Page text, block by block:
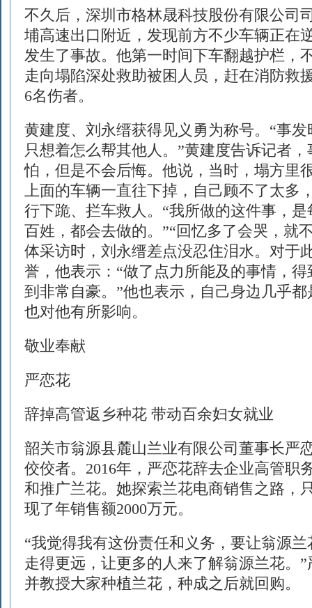
不久后，深圳市格林晟科技股份有限公司
埔高速出口附近，发现前方不少车辆正在
发生了事故。他第一时间下车翻越护栏，
走向塌陷深处救助被困人员，赶在消防救
6名伤者。
黄建度、刘永缙获得见义勇为称号。“事
只想着怎么帮其他人。”黄建度告诉记者
怕，但是不会后悔。他说，当时，塌方里
上面的车辆一直往下掉，自己顾不了太多
行下跪、拦车救人。“我所做的这件事，
百姓，都会去做的。”“回忆多了会哭，就
体采访时，刘永缙差点没忍住泪水。对于
誉，他表示：“做了点力所能及的事情，
到非常自豪。”他也表示，自己身边几乎
也对他有所影响。
敬业奉献
严恋花
辞掉高管返乡种花 带动百余妇女就业
韶关市翁源县麓山兰业有限公司董事长严
佼佼者。2016年，严恋花辞去企业高管职
和推广兰花。她探索兰花电商销售之路，
现了年销售额2000万元。
“我觉得我有这份责任和义务，要让翁源
走得更远，让更多的人来了解翁源兰花。
并教授大家种植兰花，种成之后就回购。